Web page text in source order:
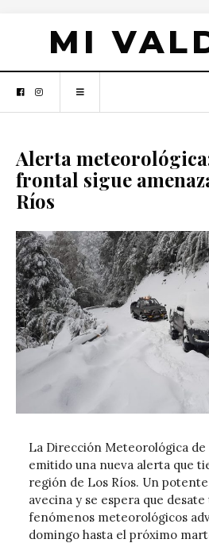
MI
Alerta
frontal sigue
Ríos
La Dirección Meteorológica de
emitido una nueva alerta que
región de Los Ríos. Un
avecina y se espera que
fenómenos meteorológicos
domingo hasta el próximo